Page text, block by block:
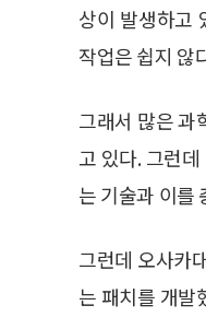
상이 발생하고
작업은 쉽지 않
그래서 많은 과
고 있다. 그런
는 기술과 이를
그런데 오사카
는 패치를 개발